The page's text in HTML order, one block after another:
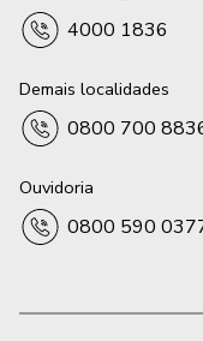
4000 1836
Demais localidades
0800 700
Ouvidoria
0800 590